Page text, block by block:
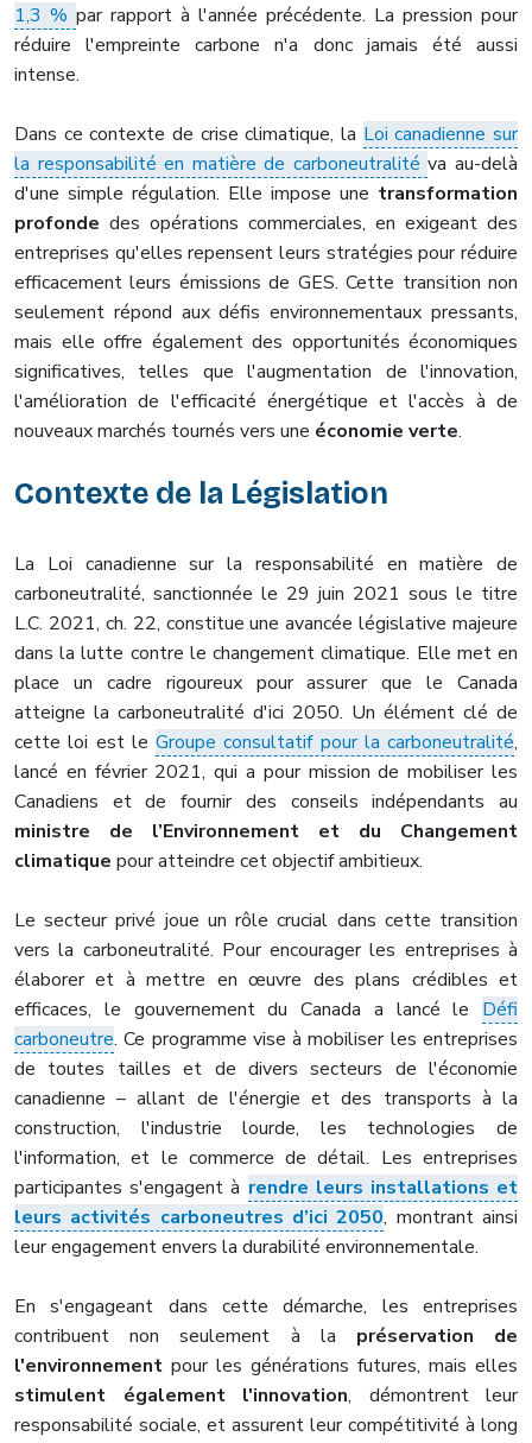
1,3 % par rapport à l'année précédente. La pression pour
réduire l'empreinte carbone n'a donc jamais été aussi
intense.
Dans ce contexte de crise climatique, la Loi canadienne sur
la responsabilité en matière de carboneutralitéva au-delà
d'une simple régulation. Elle impose une transformation
profonde des opérations commerciales, en exigeant des
entreprises qu'elles repensent leurs stratégies pour réduire
efficacement leurs émissions de GES. Cette transition non
seulement répond aux défis environnementaux pressants,
mais elle offre également des opportunités économiques
significatives, telles que l'augmentation de l'innovation,
l'amélioration de l'efficacité énergétique et l'accès à de
nouveaux marchés tournés vers une économie verte.
Contexte de la Législation
La Loi canadienne sur la responsabilité en matière de
carboneutralité, sanctionnée le 29 juin 2021 sous le titre
L.C. 2021, ch. 22, constitue une avancée législative majeure
dans la lutte contre le changement climatique. Elle met en
place un cadre rigoureux pour assurer que le Canada
atteigne la carboneutralité d'ici 2050. Un élément clé de
cette loi est le Groupe consultatif pour la carboneutralité,
lancé en février 2021, qui a pour mission de mobiliser les
Canadiens et de fournir des conseils indépendants au
ministre de l’Environnement et du Changement
climatique pour atteindre cet objectif ambitieux.
Le secteur privé joue un rôle crucial dans cette transition
vers la carboneutralité. Pour encourager les entreprises à
élaborer et à mettre en œuvre des plans crédibles et
efficaces, le gouvernement du Canada a lancé le Défi
carboneutre. Ce programme vise à mobiliser les entreprises
de toutes tailles et de divers secteurs de l'économie
canadienne – allant de l'énergie et des transports à la
construction, l'industrie lourde, les technologies de
l'information, et le commerce de détail. Les entreprises
participantes s'engagent à rendre leurs installations et
leurs activités carboneutres d’ici 2050, montrant ainsi
leur engagement envers la durabilité environnementale.
En s'engageant dans cette démarche, les entreprises
contribuent non seulement à la préservation de
l'environnement pour les générations futures, mais elles
stimulent également l'innovation, démontrent leur
responsabilité sociale, et assurent leur compétitivité à long